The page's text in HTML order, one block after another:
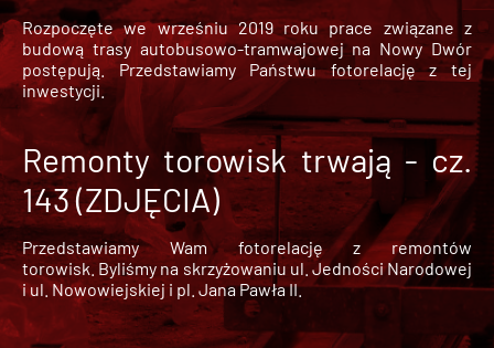
Rozpoczęte we wrześniu 2019 roku prace związane z
budową trasy autobusowo-tramwajowej na Nowy Dwór
postępują. Przedstawiamy Państwu fotorelację z tej
inwestycji.
Remonty torowisk trwają - cz.
143 (ZDJĘCIA)
Przedstawiamy Wam fotorelację z remontów
torowisk. Byliśmy na skrzyżowaniu ul. Jedności Narodowej
i ul. Nowowiejskiej i pl. Jana Pawła II.